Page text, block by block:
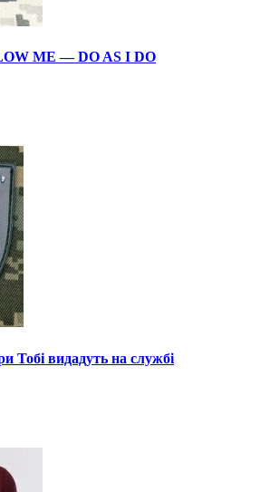
ME — DO AS I DO
Тобі видадуть на службі